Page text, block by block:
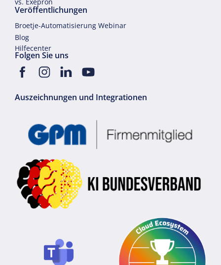
vs. Exepron
Veröffentlichungen
Broetje-Automatisierung Webinar
Blog
Hilfecenter
Folgen Sie uns
Auszeichnungen und Integrationen